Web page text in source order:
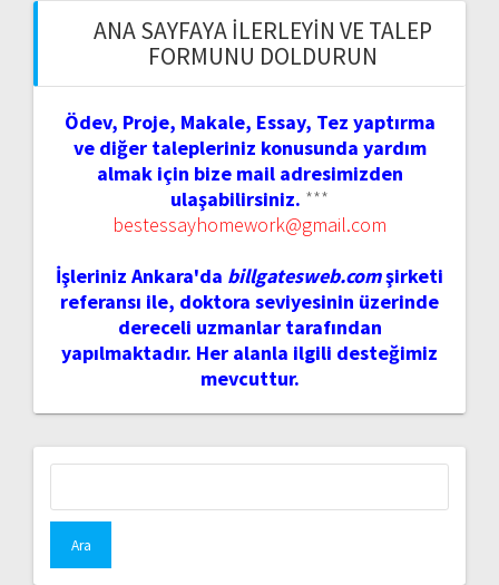
ANA SAYFAYA İLERLEYIN VE TALEP
FORMUNU DOLDURUN
Ödev, Proje, Makale, Essay, Tez yaptırma
ve diğer talepleriniz konusunda yardım
almak için bize mail adresimizden
ulaşabilirsiniz. ***
bestessayhomework@gmail.com
İşleriniz Ankara'da billgatesweb.comşirketi
referansı ile, doktora seviyesinin üzerinde
dereceli uzmanlar tarafından
yapılmaktadır. Her alanla ilgili desteğimiz
mevcuttur.